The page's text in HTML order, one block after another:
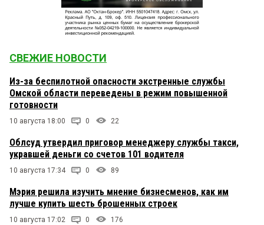
СВЕЖИЕ НОВОСТИ
Из-за беспилотной опасности экстренные службы
Омской области переведены в режим повышенной
готовности
10 августа 18:00 0 22
Облсуд утвердил приговор менеджеру службы такси,
укравшей деньги со счетов 101 водителя
10 августа 17:34 0 89
Мэрия решила изучить мнение бизнесменов, как им
лучше купить шесть брошенных строек
10 августа 17:02 0 176